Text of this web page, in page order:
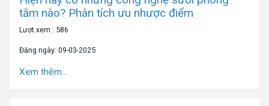
tắm nào? Phân tích ưu nhược điểm
Lượt xem : 586
Đăng ngày: 09-03-2025
Xem thêm...